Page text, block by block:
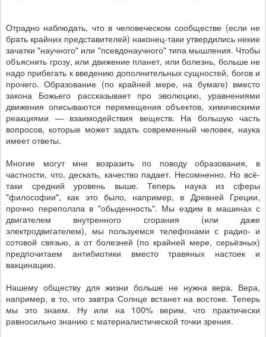
Отрадно наблюдать, что в человеческом сообществе (если не
брать крайних представителей) наконец-таки утвердились некие
зачатки "научного" или "псевдонаучного" типа мышления. Чтобы
объяснить грозу, или движение планет, или болезнь, больше не
надо прибегать к введению дополнительных сущностей, богов и
прочего. Образование (по крайней мере, на бумаге) вместо
закона Божьего рассказывает про эволюцию, уравнениями
движения описываются перемещения объектов, химическими
реакциями — взаимодействия веществ. На большую часть
вопросов, которые может задать современный человек, наука
имеет ответы.
Многие могут мне возразить по поводу образования, в
частности, что, дескать, качество падает. Несомненно. Но всё-
таки средний уровень выше. Теперь наука из сферы
"философии", как это было, например, в Древней Греции,
прочно переползла в "обыденность". Мы ездим в машинах с
двигателем внутренного сгорания (или даже
электродвигателем), мы пользуемся телефонами с радио- и
сотовой связью, а от болезней (по крайней мере, серьёзных)
предпочитаем антибиотики вместо травяных настоек и
вакцинацию.
Нашему обществу для жизни больше не нужна вера. Вера,
например, в то, что завтра Солнце встанет на востоке. Теперь
мы это знаем. Ну или на 100% верим, что практически
равносильно знанию с материалистической точки зрения.